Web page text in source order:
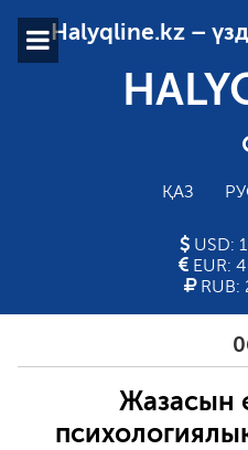
Halyqline.kz –
ҚАЗ
USD:
EUR:
RUB:
Жазасын